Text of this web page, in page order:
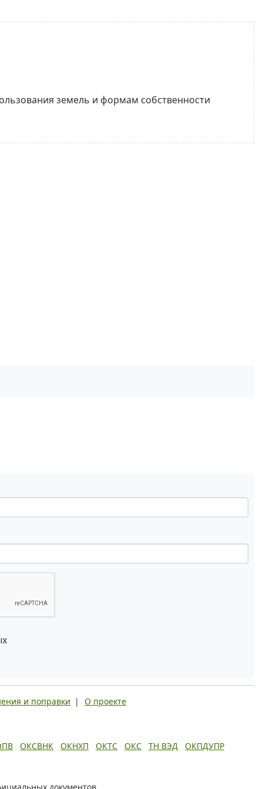
земель и формам собственности
и поправки | О проекте
ОКСВНК ОКНХП ОКТС ОКС ТН ВЭД ОКПДУПР